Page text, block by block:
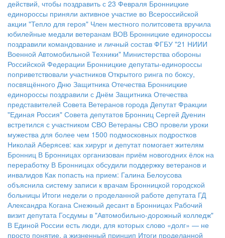
действий, чтобы поздравить с 23 Февраля Бронницкие
единороссы приняли активное участие во Всероссийской
акции "Тепло для героя" Член местного политсовета вручила
юбилейные медали ветеранам ВОВ Бронницкие единороссы
поздравили командование и личный состав ФГБУ "21 НИИИ
Военной Автомобильной Техники" Министерства обороны
Российской Федерации Бронницкие депутаты-единороссы
поприветствовали участников Открытого ринга по боксу,
посвящённого Дню Защитника Отечества Бронницкие
единороссы поздравили с Днём Защитника Отечества
представителей Совета Ветеранов города Депутат Фракции
"Единая Россия" Совета депутатов Бронниц Сергей Дуенин
встретился с участником СВО Ветераны СВО провели уроки
мужества для более чем 1500 подмосковных подростков
Николай Аберясев: как хирург и депутат помогает жителям
Бронниц В Бронницах организован приём новогодних ёлок на
переработку В Бронницах обсудили поддержку ветеранов и
инвалидов Как попасть на прием: Галина Белоусова
объяснила систему записи к врачам Бронницкой городской
больницы Итоги недели о проделанной работе депутата ГД
Александра Когана Снежный десант в Бронницах Рабочий
визит депутата Госдумы в "Автомобильно-дорожный колледж"
В Единой России есть люди, для которых слово «долг» — не
просто понятие, а жизненный принцип Итоги проделанной